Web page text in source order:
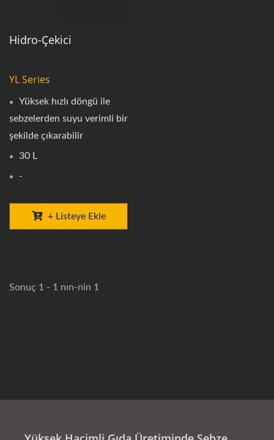
Hidro-Çekici
YL Series
Yüksek hızlı döngü ile
sebzelerden suyu verimli bir
şekilde çıkarabilir
30 L
-
+ Listeye Ekle
Sonuç 1 - 1 nın-nin 1